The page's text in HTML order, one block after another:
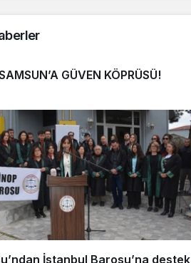
GÜVEN KÖPRÜSÜ!
İstanbul Barosu’na destek